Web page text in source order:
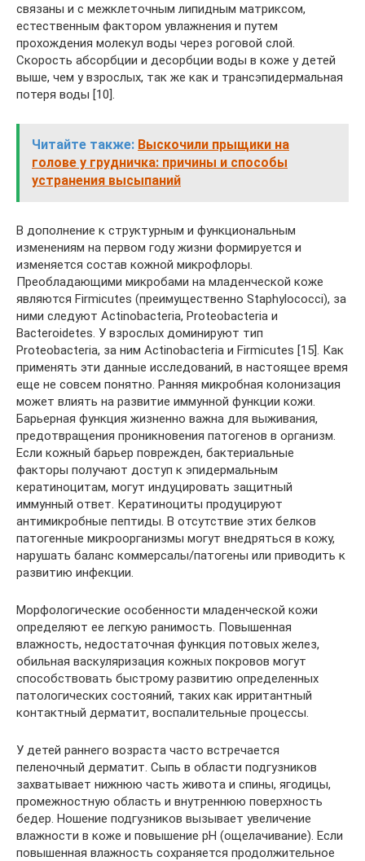
связаны и с межклеточным липидным матриксом,
естественным фактором увлажнения и путем
прохождения молекул воды через роговой слой.
Скорость абсорбции и десорбции воды в коже у детей
выше, чем у взрослых, так же как и трансэпидермальная
потеря воды [10].
Читайте также: Выскочили прыщики на
голове у грудничка: причины и способы
устранения высыпаний
В дополнение к структурным и функциональным
изменениям на первом году жизни формируется и
изменяется состав кожной микрофлоры.
Преобладающими микробами на младенческой коже
являются Firmicutes (преимущественно Staphylococci), за
ними следуют Actinobacteria, Proteobacteria и
Bacteroidetes. У взрослых доминируют тип
Proteobacteria, за ним Actinobacteria и Firmicutes [15]. Как
применять эти данные исследований, в настоящее время
еще не совсем понятно. Ранняя микробная колонизация
может влиять на развитие иммунной функции кожи.
Барьерная функция жизненно важна для выживания,
предотвращения проникновения патогенов в организм.
Если кожный барьер поврежден, бактериальные
факторы получают доступ к эпидермальным
кератиноцитам, могут индуцировать защитный
иммунный ответ. Кератиноциты продуцируют
антимикробные пептиды. В отсутствие этих белков
патогенные микроорганизмы могут внедряться в кожу,
нарушать баланс коммерсалы/патогены или приводить к
развитию инфекции.
Морфологические особенности младенческой кожи
определяют ее легкую ранимость. Повышенная
влажность, недостаточная функция потовых желез,
обильная васкуляризация кожных покровов могут
способствовать быстрому развитию определенных
патологических состояний, таких как ирритантный
контактный дерматит, воспалительные процессы.
У детей раннего возраста часто встречается
пеленочный дерматит. Сыпь в области подгузников
захватывает нижнюю часть живота и спины, ягодицы,
промежностную область и внутреннюю поверхность
бедер. Ношение подгузников вызывает увеличение
влажности в коже и повышение pH (ощелачивание). Если
повышенная влажность сохраняется продолжительное